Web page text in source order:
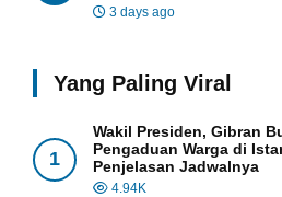
3 days ago
Yang Paling Viral
1
Wakil Presiden, Gibran
Pengaduan Warga di
Penjelasan Jadwalnya
4.94K